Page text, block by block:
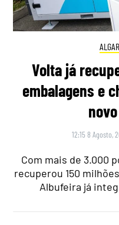
Volta já
embalagens e
12:15 8 Agosto,
Com mais de 3.000
recuperou 150
Albufeira já